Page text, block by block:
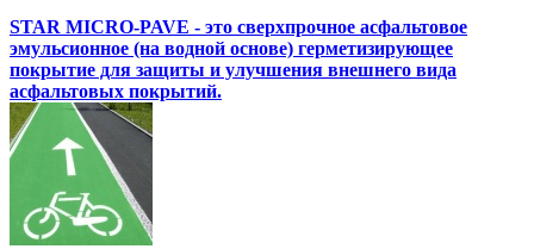
STAR MICRO-PAVE - это сверхпрочное асфальтовое
эмульсионное (на водной основе) герметизирующее
покрытие для защиты и улучшения внешнего вида
асфальтовых покрытий.